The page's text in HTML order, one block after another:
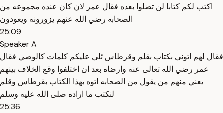
اكتب لكم كتابا لن تضلوا بعده فقال عمر لان كان عنده مجموعه من
الصحابه رضي الله عنهم يزورونه ويعودون
25:09
Speaker A
فقال لهم اتوني بكتاب بقلم وقرطاس ئلي عليكم كلمات كالوصي فقال
عمر رضي الله تعالى عنه وارضاه بعد ان اختلفوا وقع الخلاف بينهم
يعني منهم من يقول من الصحابه اتوه بهذا الكتاب بقرطاس وقلم
لنكتب ما اراده صلى الله عليه وسلم
25:36